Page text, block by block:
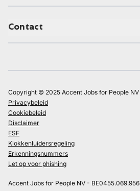
Contact
Copyright © 2025 Accent Jobs for People NV
Privacybeleid
Cookiebeleid
Disclaimer
ESF
Klokkenluidersregeling
Erkenningsnummers
Let op voor phishing
Accent Jobs for People NV - BE0455.069.956